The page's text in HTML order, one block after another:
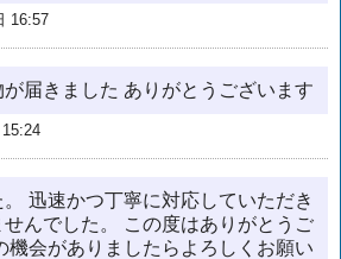
16:57
届きました ありがとうございます
迅速かつ丁寧に対応していただき
んでした。 この度はありがとうご
機会がありましたらよろしくお願い